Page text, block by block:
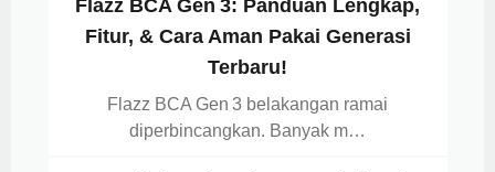
Flazz BCA Gen 3: Panduan Lengkap,
Fitur, & Cara Aman Pakai Generasi
Terbaru!
Flazz BCA Gen 3 belakangan ramai
diperbincangkan. Banyak m…